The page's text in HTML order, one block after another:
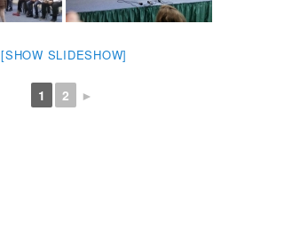
[SHOW SLIDESHOW]
1 2 ►